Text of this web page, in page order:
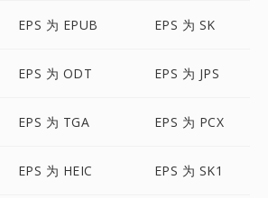
EPS 为 EPUB EPS 为 SK
EPS 为 ODT EPS 为 JPS
EPS 为 TGA EPS 为 PCX
EPS 为 HEIC EPS 为 SK1